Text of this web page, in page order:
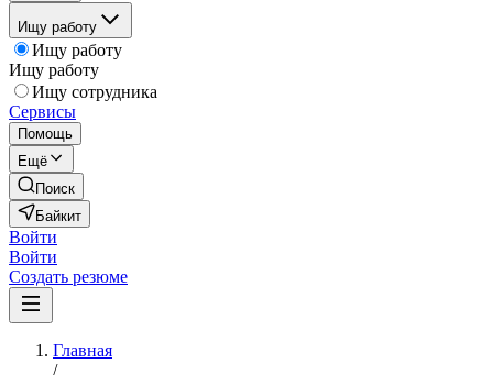
Ищу работу
Ищу работу
Ищу работу
Ищу сотрудника
Сервисы
Помощь
Ещё
Поиск
Байкит
Войти
Войти
Создать резюме
Главная
/